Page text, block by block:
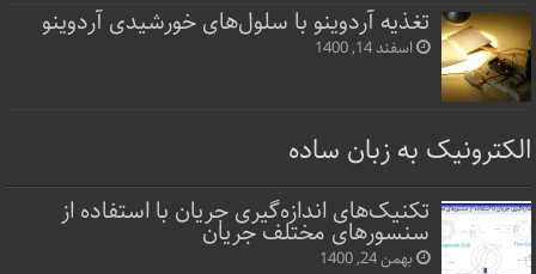
تغذیه آردوینو با سلول‌های خورشیدی آردوینو
اسفند 14, 1400
الکترونیک به زبان ساده
تکنیک‌های اندازه‌گیری جریان با استفاده از
سنسورهای مختلف جریان
بهمن 24, 1400